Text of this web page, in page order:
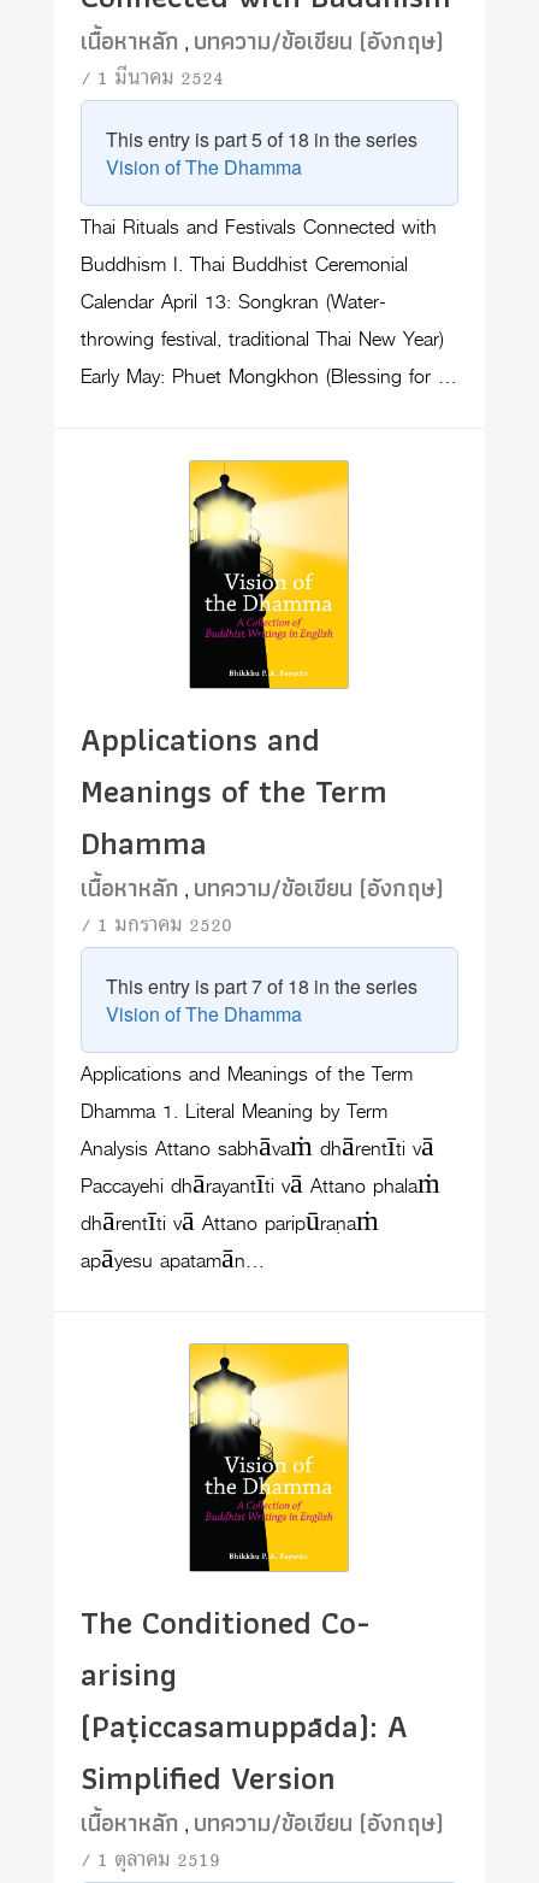
เนื้อหาหลัก , บทความ/ข้อเขียน (อังกฤษ)
/ 1 มีนาคม 2524
This entry is part 5 of 18 in the series
Vision of The Dhamma
Thai Rituals and Festivals Connected with
Buddhism I. Thai Buddhist Ceremonial
Calendar April 13: Songkran (Water-
throwing festival, traditional Thai New Year)
Early May: Phuet Mongkhon (Blessing for …
Applications and
Meanings of the Term
Dhamma
เนื้อหาหลัก , บทความ/ข้อเขียน (อังกฤษ)
/ 1 มกราคม 2520
This entry is part 7 of 18 in the series
Vision of The Dhamma
Applications and Meanings of the Term
Dhamma 1. Literal Meaning by Term
Analysis Attano sabhāvaṁ dhārentīti vā
Paccayehi dhārayantīti vā Attano phalaṁ
dhārentīti vā Attano paripūraṇaṁ
apāyesu apatamān…
The Conditioned Co-
arising
(Paṭiccasamuppāda): A
Simplified Version
เนื้อหาหลัก , บทความ/ข้อเขียน (อังกฤษ)
/ 1 ตุลาคม 2519